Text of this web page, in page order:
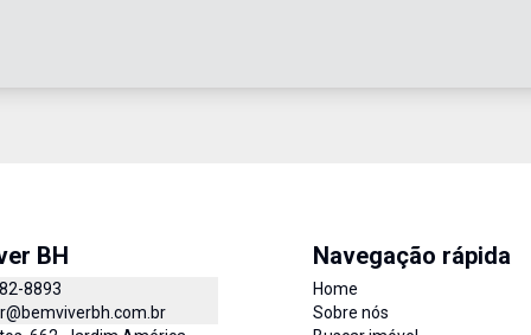
BH
8893
Navegação rápida
Home
Sobre nós